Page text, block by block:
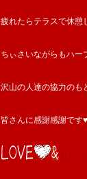
疲れたらテラスで休憩
ちぃさいながらもハー
沢山の人達の協力のも
皆さんに感謝感謝です♥